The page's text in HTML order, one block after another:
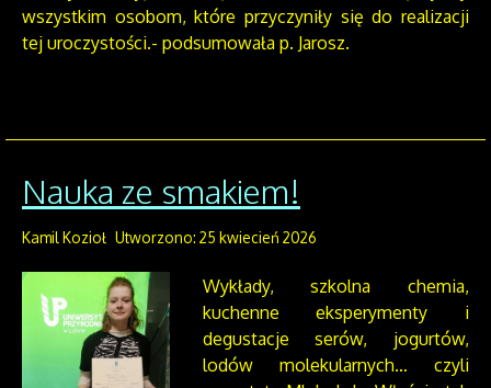
wszystkim osobom, które przyczyniły się do realizacji
tej uroczystości.- podsumowała p. Jarosz.
Nauka ze smakiem!
Kamil Kozioł Utworzono: 25 kwiecień 2026
Wykłady, szkolna chemia,
kuchenne eksperymenty i
degustacje serów, jogurtów,
lodów molekularnych… czyli